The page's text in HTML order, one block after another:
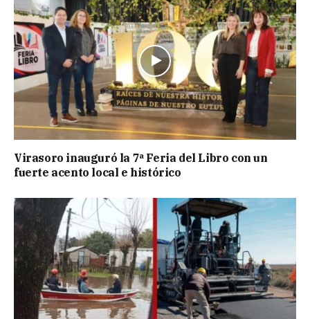
Virasoro inauguró la 7ª Feria del Libro con un
fuerte acento local e histórico